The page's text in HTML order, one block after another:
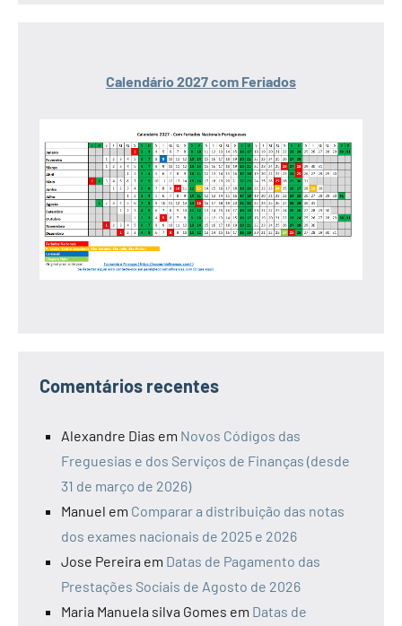
Calendário 2027 com Feriados
Comentários recentes
Alexandre Dias em Novos Códigos das
Freguesias e dos Serviços de Finanças (desde
31 de março de 2026)
Manuel em Comparar a distribuição das notas
dos exames nacionais de 2025 e 2026
Jose Pereira em Datas de Pagamento das
Prestações Sociais de Agosto de 2026
Maria Manuela silva Gomes em Datas de